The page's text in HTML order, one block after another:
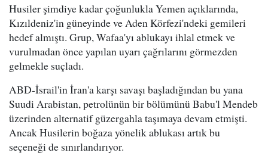
Husiler şimdiye kadar çoğunlukla Yemen açıklarında,
Kızıldeniz'in güneyinde ve Aden Körfezi'ndeki gemileri
hedef almıştı. Grup, Wafaa'yı ablukayı ihlal etmek ve
vurulmadan önce yapılan uyarı çağrılarını görmezden
gelmekle suçladı.
ABD-İsrail'in İran'a karşı savaşı başladığından bu yana
Suudi Arabistan, petrolünün bir bölümünü Babu'l Mendeb
üzerinden alternatif güzergahla taşımaya devam etmişti.
Ancak Husilerin boğaza yönelik ablukası artık bu
seçeneği de sınırlandırıyor.